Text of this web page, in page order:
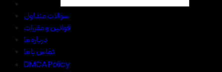
سوالات متداول
قوانین و مقررات
درباره ما
تماس با ما
DMCA Policy